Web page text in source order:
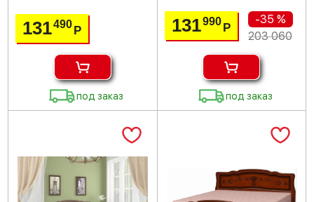
131490Р
под заказ
131990 Р
-35 %
203 060
под заказ